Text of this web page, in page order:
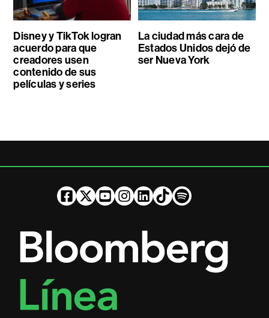
Disney y TikTok logran
acuerdo para que
creadores usen
contenido de sus
películas y series
La ciudad más cara de
Estados Unidos dejó de
ser Nueva York